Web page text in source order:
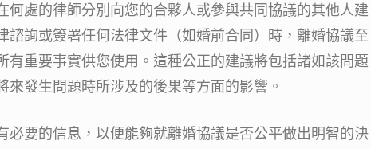
何處的律師分別向您的合夥人或參與共同協議的其他人建
諮詢或簽署任何法律文件（如婚前合同）時，離婚協議至
有重要事實供您使用。這種公正的建議將包括諸如該問題
來發生問題時所涉及的後果等方面的影響。
必要的信息，以便能夠就離婚協議是否公平做出明智的決